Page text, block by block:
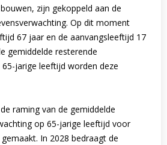
zijn gekoppeld aan de
Op dit moment
67 jaar en de aanvangsleeftijd 17
gemiddelde resterende
jarige leeftijd worden deze
raming van de gemiddelde
op 65-jarige leeftijd voor
In 2028 bedraagt de